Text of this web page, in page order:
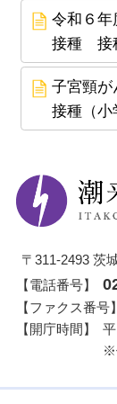
令和６年
接種 接
子宮頸が
接種（小
〒311-2493 茨
【電話番号】
【ファクス番号】
【開庁時間】
※